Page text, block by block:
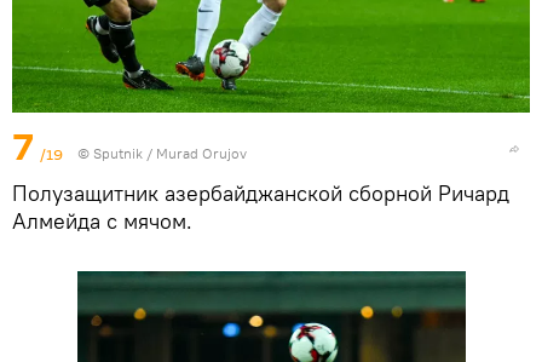
7 /19 © Sputnik / Murad Orujov
Полузащитник азербайджанской сборной Ричард
Алмейда с мячом.